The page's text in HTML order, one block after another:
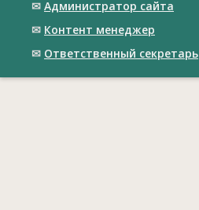
✉ Администратор сайта
✉ Контент менеджер
✉ Ответственный cекретарь